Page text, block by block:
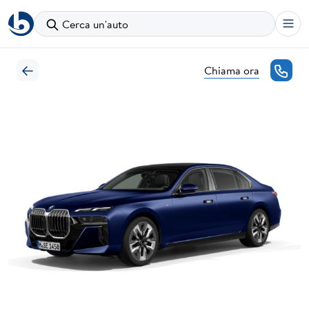
Cerca un'auto
Chiama ora